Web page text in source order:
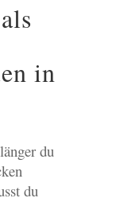
in
du
du